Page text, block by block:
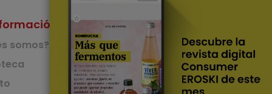
somos?
Nuestras Apps
App de recetas